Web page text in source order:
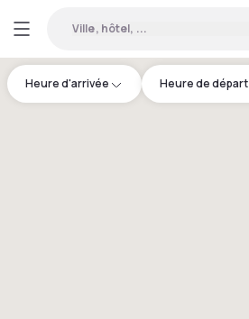
Ville, hôtel, ...
Heure d'arrivée Heure de départ